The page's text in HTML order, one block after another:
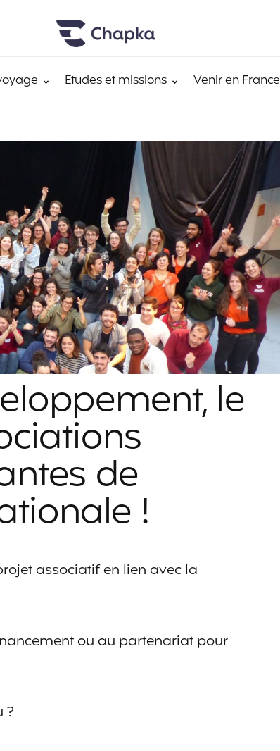
Etudes et missions Venir en France
le
de
!
associatif en lien avec la
ou au partenariat pour
?